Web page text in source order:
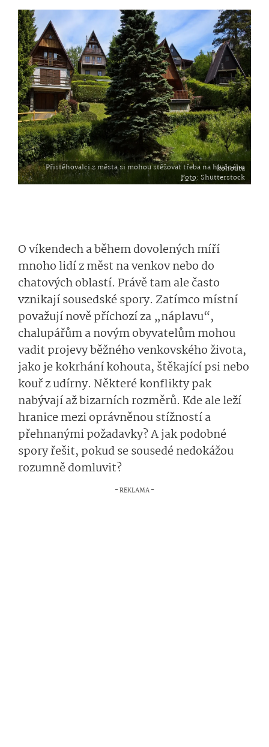
Přistěhovalci z města si mohou stěžovat třeba na hlučného kohouta
Foto: Shutterstock
O víkendech a během dovolených míří
mnoho lidí z měst na venkov nebo do
chatových oblastí. Právě tam ale často
vznikají sousedské spory. Zatímco místní
považují nově příchozí za „náplavu“,
chalupářům a novým obyvatelům mohou
vadit projevy běžného venkovského života,
jako je kokrhání kohouta, štěkající psi nebo
kouř z udírny. Některé konflikty pak
nabývají až bizarních rozměrů. Kde ale leží
hranice mezi oprávněnou stížností a
přehnanými požadavky? A jak podobné
spory řešit, pokud se sousedé nedokážou
rozumně domluvit?